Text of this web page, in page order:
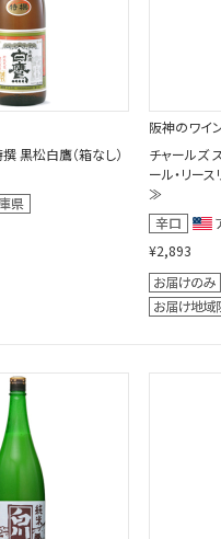
黒松白鷹（箱なし）
阪神のワイ
チャールズ
ール・リー
≫
¥2,893